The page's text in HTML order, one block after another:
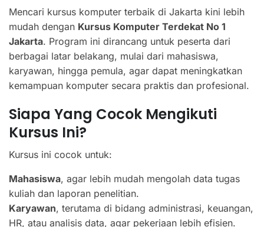
Mencari kursus komputer terbaik di Jakarta kini lebih
mudah dengan Kursus Komputer Terdekat No 1
Jakarta. Program ini dirancang untuk peserta dari
berbagai latar belakang, mulai dari mahasiswa,
karyawan, hingga pemula, agar dapat meningkatkan
kemampuan komputer secara praktis dan profesional.
Siapa Yang Cocok Mengikuti
Kursus Ini?
Kursus ini cocok untuk:
Mahasiswa, agar lebih mudah mengolah data tugas
kuliah dan laporan penelitian.
Karyawan, terutama di bidang administrasi, keuangan,
HR, atau analisis data, agar pekerjaan lebih efisien.